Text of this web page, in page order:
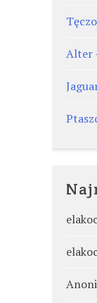
Alter